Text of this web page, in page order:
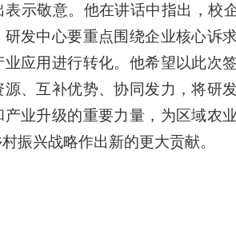
表示敬意。他在讲话中指出，校
发中心要重点围绕企业核心诉
应用进行转化。他希望以此次
、互补优势、协同发力，将研
业升级的重要力量，为区域农
振兴战略作出新的更大贡献。